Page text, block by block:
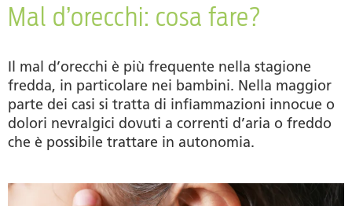
Mal d’orecchi: cosa fare?
Il mal d’orecchi è più frequente nella stagione
fredda, in particolare nei bambini. Nella maggior
parte dei casi si tratta di infiammazioni innocue o
dolori nevralgici dovuti a correnti d’aria o freddo
che è possibile trattare in autonomia.